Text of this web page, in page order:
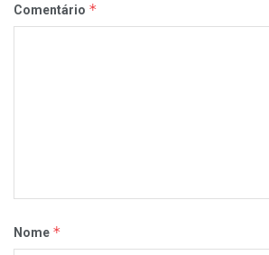
Comentário *
Nome *